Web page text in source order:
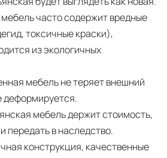
часто содержит вредные
токсичные краски),
из экологичных
мебель не теряет внешний
деформируется.
мебель держит стоимость,
передать в наследство.
конструкция, качественные